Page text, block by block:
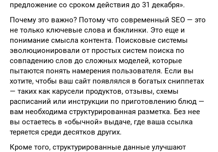
предложение со сроком действия до 31 декабря».
Почему это важно? Потому что современный SEO — это
не только ключевые слова и бэклинки. Это еще и
понимание смысла контента. Поисковые системы
эволюционировали от простых систем поиска по
совпадению слов до сложных моделей, которые
пытаются понять намерения пользователя. Если вы
хотите, чтобы ваш сайт появлялся в богатых сниппетах
— таких как карусели продуктов, отзывы, схемы
расписаний или инструкции по приготовлению блюд —
вам необходима структурированная разметка. Без нее
вы остаетесь в «обычной» выдаче, где ваша ссылка
теряется среди десятков других.
Кроме того, структурированные данные улучшают